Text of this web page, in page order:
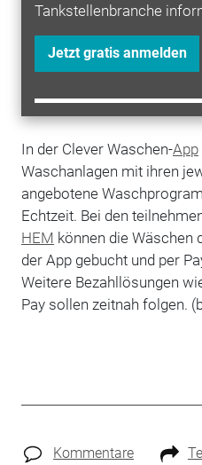
Tankstellenbranche
Jetzt gratis anmelden
In der Clever Waschen-App
Waschanlagen mit ihren
angebotene
Echtzeit. Bei den
HEM können die Wäschen
der App gebucht und per
Weitere Bezahllösungen
Pay sollen zeitnah folgen.
Kommentare